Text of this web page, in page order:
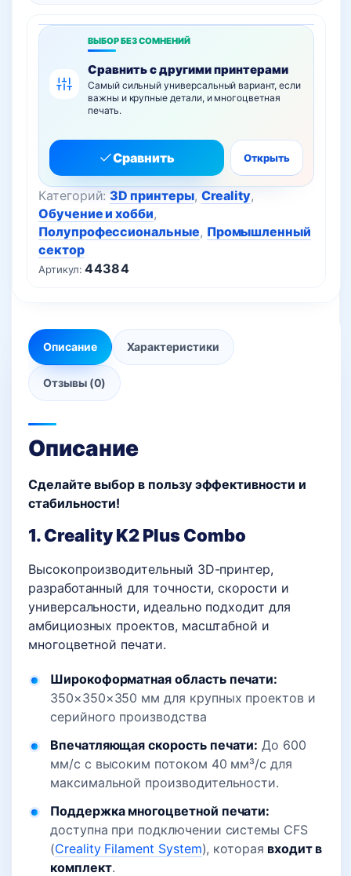
ВЫБОР БЕЗ СОМНЕНИЙ
Сравнить с другими принтерами
Самый сильный универсальный вариант, если
важны и крупные детали, и многоцветная
печать.
Сравнить Открыть
Артикул:44384
Категорий:3D принтеры, Creality,
Обучение и хобби,
Полупрофессиональные, Промышленный
сектор
Описание Характеристики
Отзывы (0)
Описание
Сделайте выбор в пользу эффективности и
стабильности!
1. Creality K2 Plus Combo
Высокопроизводительный 3D-принтер,
разработанный для точности, скорости и
универсальности, идеально подходит для
амбициозных проектов, масштабной и
многоцветной печати.
Широкоформатная область печати:
350×350×350 мм для крупных проектов и
серийного производства
Впечатляющая скорость печати: До 600
мм/с с высоким потоком 40 мм³/с для
максимальной производительности.
Поддержка многоцветной печати:
доступна при подключении системы CFS
(Creality Filament System), которая входит в
комплект.